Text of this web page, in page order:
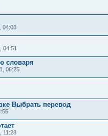
04:08
04:51
словаря
06:25
Выбрать перевод
11:28